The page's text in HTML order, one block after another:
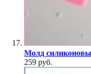
Молд
259 руб.